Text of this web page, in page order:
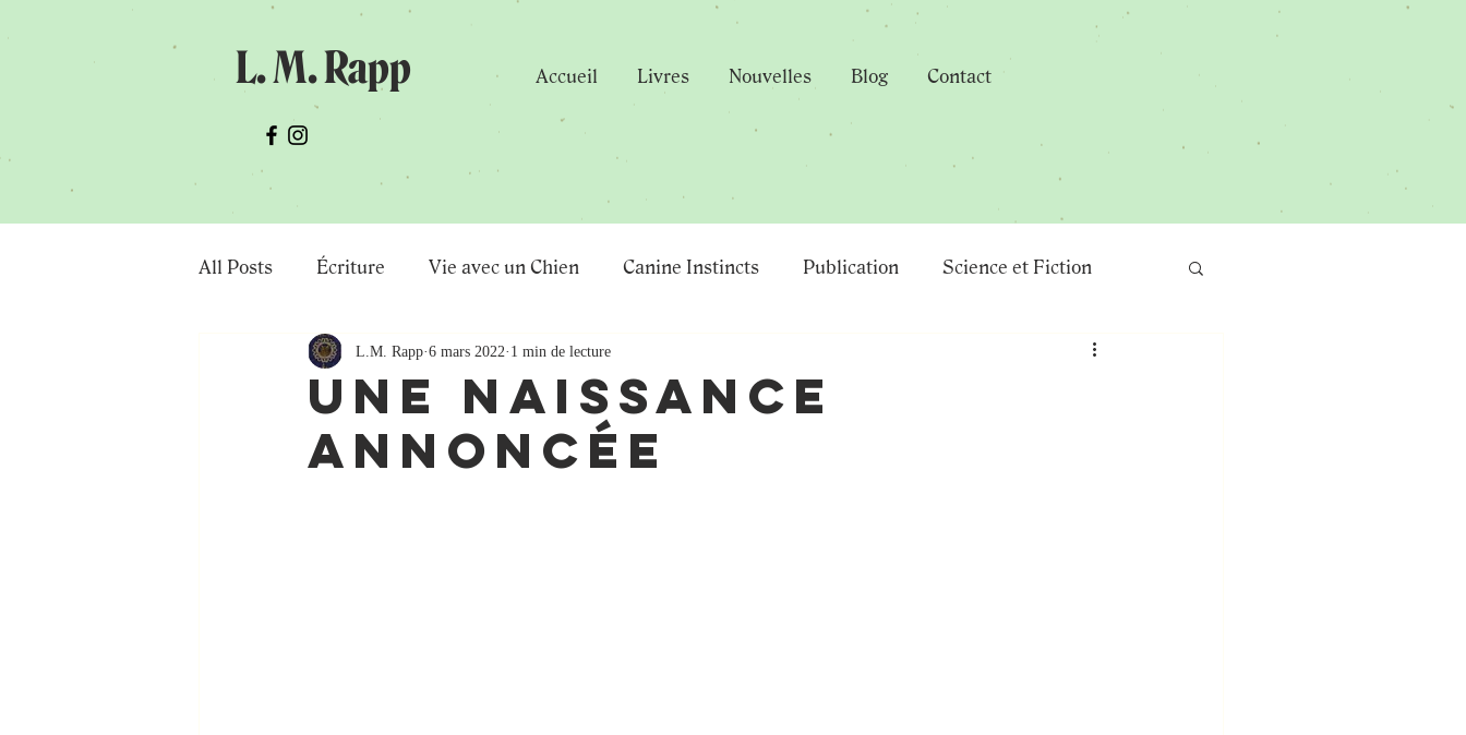
L. M. Rapp Accueil Livres Nouvelles Blog Contact
All Posts Écriture Vie avec un Chien Canine Instincts Publication Science et Fiction
Science Fiction Nouvelles Comportement Canin
Existence Vie d'écrivain
Une naissance
annoncée
L.M. Rapp 6 mars 2022 1 min de lecture